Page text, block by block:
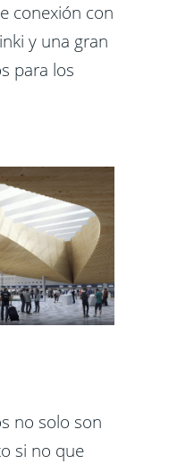
conexión con
y una gran
para los
no solo son
si no que